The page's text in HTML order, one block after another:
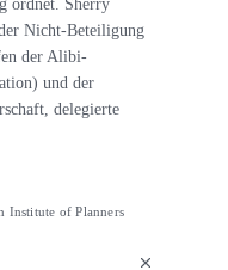
ordnet. Sherry
Nicht-Beteiligung
der Alibi-
und der
delegierte
Institute of Planners